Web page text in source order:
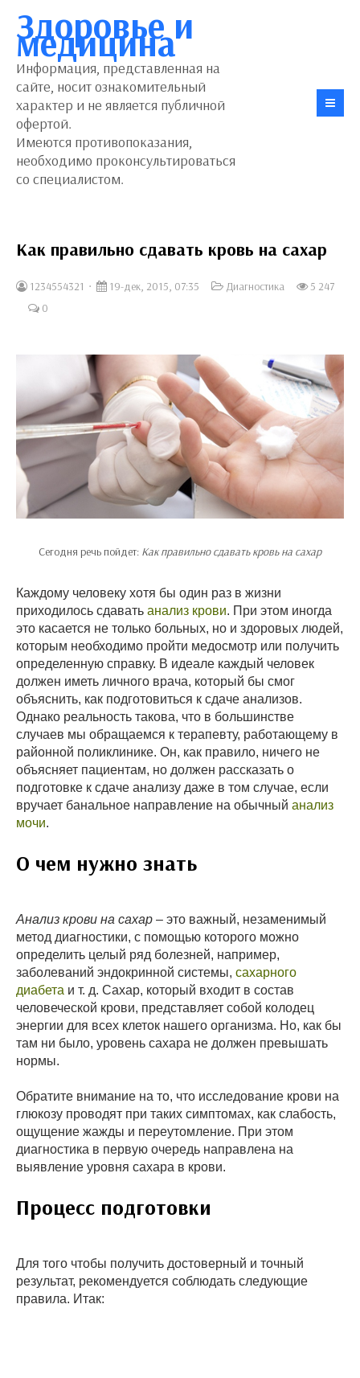
Здоровье и
медицина
Информация, представленная на
сайте, носит ознакомительный
характер и не является публичной
офертой.
Имеются противопоказания,
необходимо проконсультироваться
со специалистом.
Как правильно сдавать кровь на сахар
1234554321 19-дек, 2015, 07:35 Диагностика
5 247
0
Сегодня речь пойдет: Как правильно сдавать кровь на сахар
Каждому человеку хотя бы один раз в жизни
приходилось сдавать анализ крови. При этом иногда
это касается не только больных, но и здоровых людей,
которым необходимо пройти медосмотр или получить
определенную справку. В идеале каждый человек
должен иметь личного врача, который бы смог
объяснить, как подготовиться к сдаче анализов.
Однако реальность такова, что в большинстве
случаев мы обращаемся к терапевту, работающему в
районной поликлинике. Он, как правило, ничего не
объясняет пациентам, но должен рассказать о
подготовке к сдаче анализу даже в том случае, если
вручает банальное направление на обычный анализ
мочи.
О чем нужно знать
Анализ крови на сахар – это важный, незаменимый
метод диагностики, с помощью которого можно
определить целый ряд болезней, например,
заболеваний эндокринной системы, сахарного
диабета и т. д. Сахар, который входит в состав
человеческой крови, представляет собой колодец
энергии для всех клеток нашего организма. Но, как бы
там ни было, уровень сахара не должен превышать
нормы.
Обратите внимание на то, что исследование крови на
глюкозу проводят при таких симптомах, как слабость,
ощущение жажды и переутомление. При этом
диагностика в первую очередь направлена на
выявление уровня сахара в крови.
Процесс подготовки
Для того чтобы получить достоверный и точный
результат, рекомендуется соблюдать следующие
правила. Итак: